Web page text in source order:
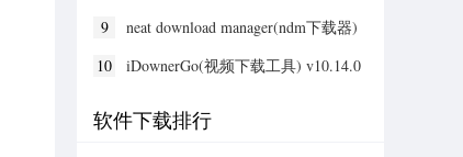
9
neat download manager(ndm下载器)
10 iDownerGo(视频下载工具) v10.14.0
软件下载排行